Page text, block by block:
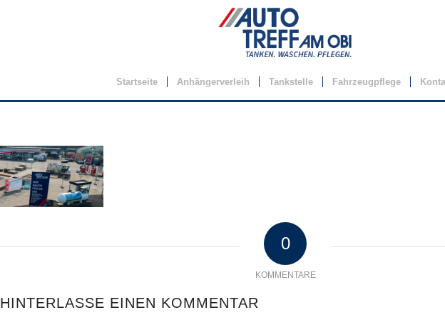
Startseite Anhängerverleih Tankstelle Fahrzeugpflege
0
KOMMENTARE
HINTERLASSE EINEN KOMMENTAR